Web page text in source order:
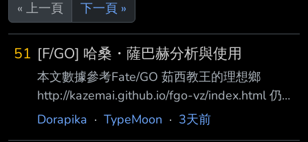
« 上一頁 下一頁 »
51 [F/GO] 哈桑・薩巴赫分析與使用
本文數據參考Fate/GO 茹西教王的理想鄉
http://kazemai.github.io/fgo-vz/index.html 仍然
在教召中，部分細緻數值計算日後再補上 -- [職
Dorapika · TypeMoon · 3天前